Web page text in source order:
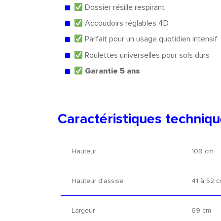
Dossier résille respirant
Accoudoirs réglables 4D
Parfait pour un usage quotidien intensif
Roulettes universelles pour sols durs
Garantie 5 ans
Caractéristiques
Hauteur 109 cm
Hauteur d’assise 41 à 52
Largeur 69 cm